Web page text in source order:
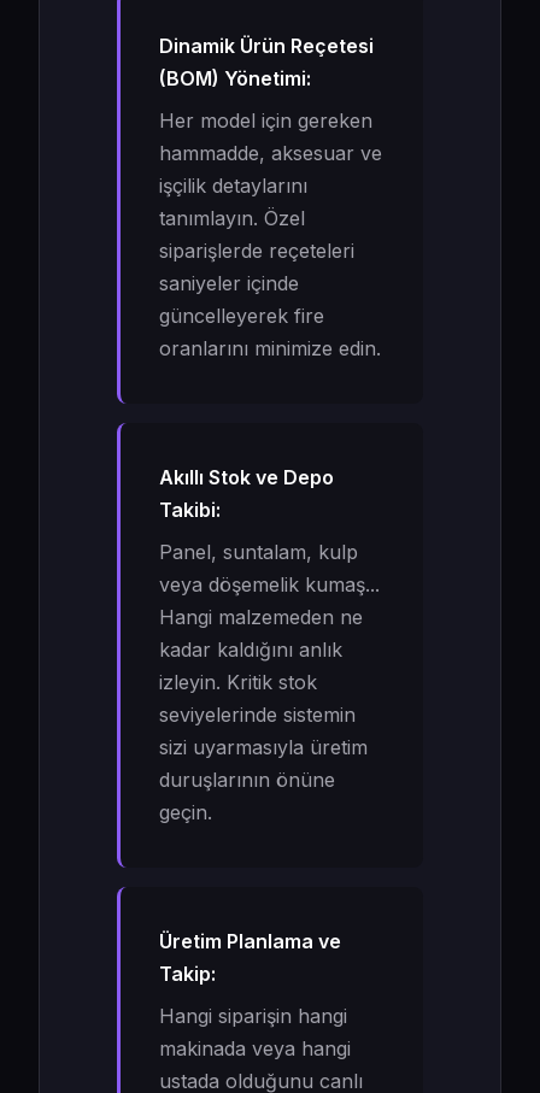
Dinamik Ürün Reçetesi
(BOM) Yönetimi:
Her model için gereken
hammadde, aksesuar ve
işçilik detaylarını
tanımlayın. Özel
siparişlerde reçeteleri
saniyeler içinde
güncelleyerek fire
oranlarını minimize edin.
Akıllı Stok ve Depo
Takibi:
Panel, suntalam, kulp
veya döşemelik kumaş...
Hangi malzemeden ne
kadar kaldığını anlık
izleyin. Kritik stok
seviyelerinde sistemin
sizi uyarmasıyla üretim
duruşlarının önüne
geçin.
Üretim Planlama ve
Takip:
Hangi siparişin hangi
makinada veya hangi
ustada olduğunu canlı